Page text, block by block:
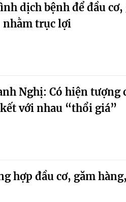
dịch bệnh để đầu cơ,
nhằm trục lợi
Nghị: Có hiện tượng
với nhau “thổi giá”
hợp đầu cơ, găm